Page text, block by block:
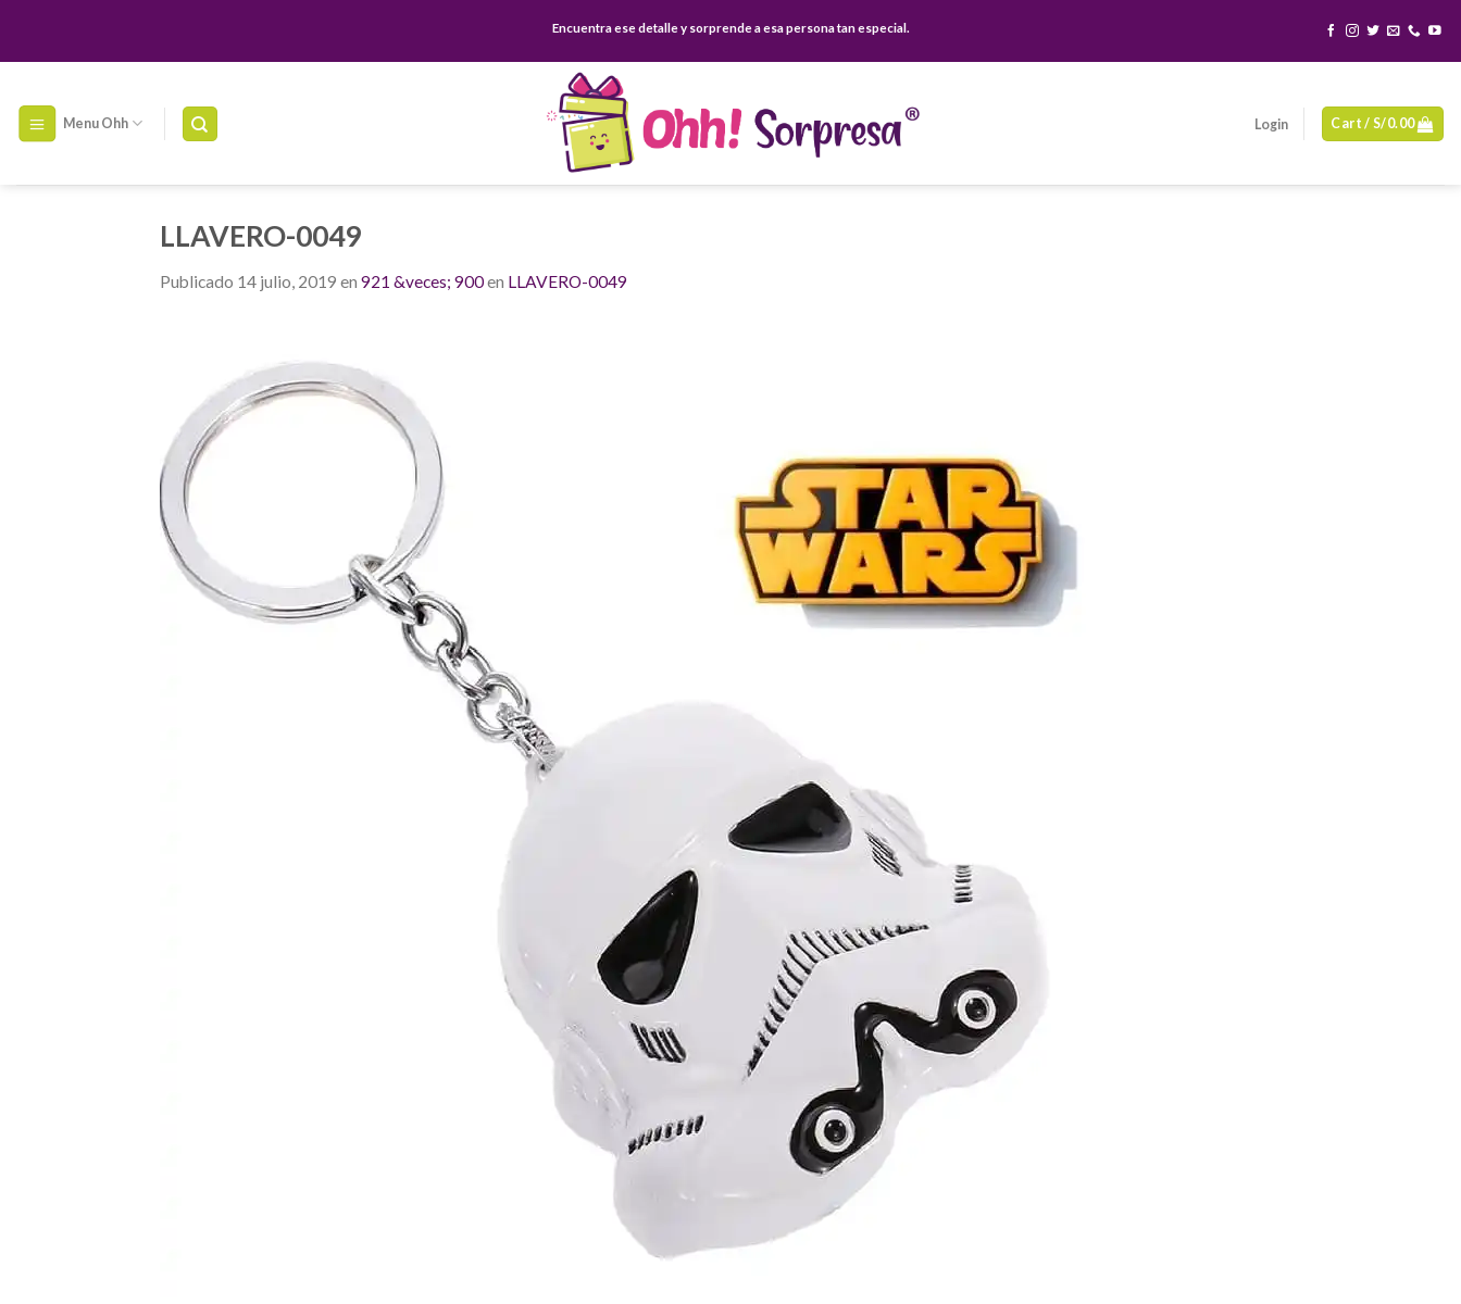
content
Encuentra ese detalle y sorprende a esa persona tan especial.
Menu Ohh Login Cart /S/0.00
LLAVERO-0049
Publicado 14 julio, 2019 en 921 &veces; 900en LLAVERO-0049